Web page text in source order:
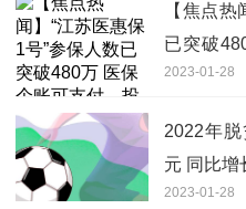
【焦点
已突破
剩最后3天
2023-01-28
2022年
元 同比增
2023-01-28